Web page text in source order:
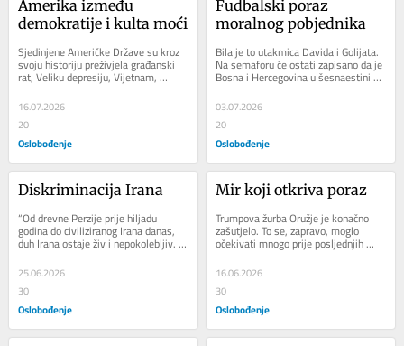
Amerika između
demokratije i kulta moći
Sjedinjene Američke Države su kroz
svoju historiju preživjela građanski
rat, Veliku depresiju, Vijetnam,
Watergate, rat u Afganistanu, pa
sada u...
16.07.2026
20
Oslobođenje
Fudbalski poraz
moralnog pobjednika
Bila je to utakmica Davida i Golijata.
Na semaforu će ostati zapisano da je
Bosna i Hercegovina u šesnaestini
finala Svjetskog prvenstva
poražena...
03.07.2026
20
Oslobođenje
Diskriminacija Irana
“Od drevne Perzije prije hiljadu
godina do civiliziranog Irana danas,
duh Irana ostaje živ i nepokolebljiv.
Hvala ti, Los Angelesu, na...
25.06.2026
30
Oslobođenje
Mir koji otkriva poraz
Trumpova žurba Oružje je konačno
zašutjelo. To se, zapravo, moglo
očekivati mnogo prije posljednjih
raketa. Rat koji su SAD i Izrael...
16.06.2026
30
Oslobođenje